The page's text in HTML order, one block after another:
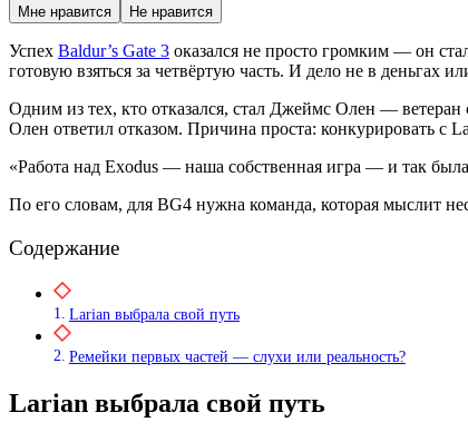
Мне нравится Не нравится
Успех Baldur’s Gate 3 оказался не просто громким — он
готовую взяться за четвёртую часть. И дело не в деньгах
Одним из тех, кто отказался, стал Джеймс Олен — ветеран
Олен ответил отказом. Причина проста: конкурировать с
«Работа над Exodus — наша собственная игра — и так
По его словам, для BG4 нужна команда, которая мыслит
Содержание
Larian выбрала свой путь
Ремейки первых частей — слухи или реальность?
Larian выбрала свой путь